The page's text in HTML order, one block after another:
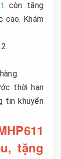
còn tặng
cao. Khám
thời hạn
tin khuyến
tặng